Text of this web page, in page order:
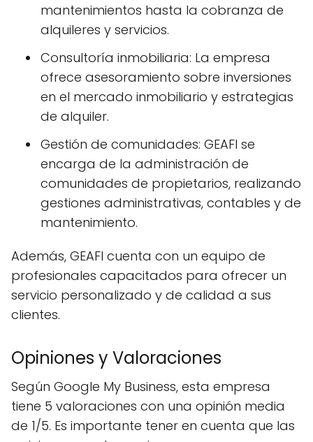
mantenimientos hasta la cobranza de
alquileres y servicios.
Consultoría inmobiliaria: La empresa
ofrece asesoramiento sobre inversiones
en el mercado inmobiliario y estrategias
de alquiler.
Gestión de comunidades: GEAFI se
encarga de la administración de
comunidades de propietarios, realizando
gestiones administrativas, contables y de
mantenimiento.
Además, GEAFI cuenta con un equipo de
profesionales capacitados para ofrecer un
servicio personalizado y de calidad a sus
clientes.
Opiniones y Valoraciones
Según Google My Business, esta empresa
tiene 5 valoraciones con una opinión media
de 1/5. Es importante tener en cuenta que las